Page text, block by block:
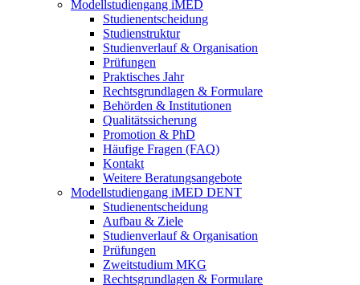
Modellstudiengang iMED
Studienentscheidung
Studienstruktur
Studienverlauf & Organisation
Prüfungen
Praktisches Jahr
Rechtsgrundlagen & Formulare
Behörden & Institutionen
Qualitätssicherung
Promotion & PhD
Häufige Fragen (FAQ)
Kontakt
Weitere Beratungsangebote
Modellstudiengang iMED DENT
Studienentscheidung
Aufbau & Ziele
Studienverlauf & Organisation
Prüfungen
Zweitstudium MKG
Rechtsgrundlagen & Formulare